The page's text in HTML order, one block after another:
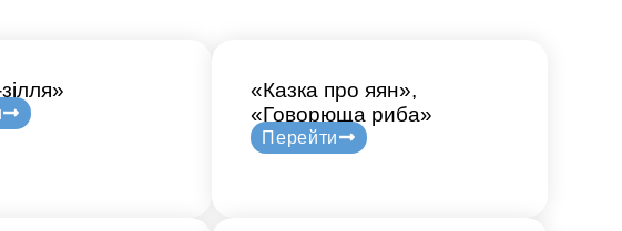
«Казка про яян»,
«Говорюща риба»
Перейти